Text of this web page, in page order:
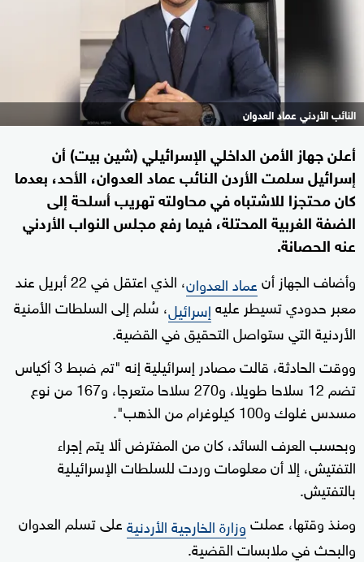
النائب الأردني عماد العدوان
أعلن جهاز الأمن الداخلي الإسرائيلي (شين بيت) أن
إسرائيل سلمت الأردن النائب عماد العدوان، الأحد، بعدما
كان محتجزا للاشتباه في محاولته تهريب أسلحة إلى
الضفة الغربية المحتلة، فيما رفع مجلس النواب الأردني
عنه الحصانة.
وأضاف الجهاز أنعماد العدوان
، الذي اعتقل في 22 أبريل عند
معبر حدودي تسيطر عليهإسرائيل، سُلم إلى السلطات الأمنية
الأردنية التي ستواصل التحقيق في القضية.
ووقت الحادثة، قالت مصادر إسرائيلية إنه "تم ضبط 3 أكياس
تضم 12 سلاحا طويلا، و270 سلاحا متعرجا، و167 من نوع
مسدس غلوك و100 كيلوغرام من الذهب".
وبحسب العرف السائد، كان من المفترض ألا يتم إجراء
التفتيش، إلا أن معلومات وردت للسلطات الإسرائيلية
بالتفتيش.
ومنذ وقتها، عملتوزارة الخارجية الأردنيةعلى تسلم العدوان
والبحث في ملابسات القضية.